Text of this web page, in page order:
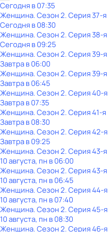
Сегодня в 07:35
Женщина. Сезон 2. Серия 37-я
Сегодня в 08:30
Женщина. Сезон 2. Серия 38-я
Сегодня в 09:25
Женщина. Сезон 2. Серия 39-я
Завтра в 06:00
Женщина. Сезон 2. Серия 39-я
Завтра в 06:45
Женщина. Сезон 2. Серия 40-я
Завтра в 07:35
Женщина. Сезон 2. Серия 41-я
Завтра в 08:30
Женщина. Сезон 2. Серия 42-я
Завтра в 09:25
Женщина. Сезон 2. Серия 43-я
10 августа, пн в 06:00
Женщина. Сезон 2. Серия 43-я
10 августа, пн в 06:45
Женщина. Сезон 2. Серия 44-я
10 августа, пн в 07:40
Женщина. Сезон 2. Серия 45-я
10 августа, пн в 08:30
Женщина. Сезон 2. Серия 46-я